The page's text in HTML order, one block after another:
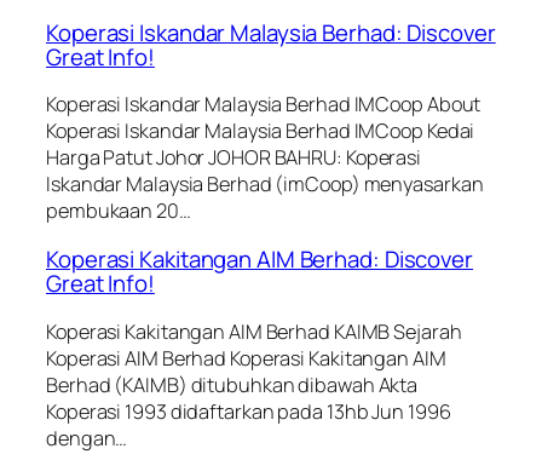
Koperasi Iskandar Malaysia Berhad: Discover
Great Info!
Koperasi Iskandar Malaysia Berhad IMCoop About
Koperasi Iskandar Malaysia Berhad IMCoop Kedai
Harga Patut Johor JOHOR BAHRU: Koperasi
Iskandar Malaysia Berhad (imCoop) menyasarkan
pembukaan 20…
Koperasi Kakitangan AIM Berhad: Discover
Great Info!
Koperasi Kakitangan AIM Berhad KAIMB Sejarah
Koperasi AIM Berhad Koperasi Kakitangan AIM
Berhad (KAIMB) ditubuhkan dibawah Akta
Koperasi 1993 didaftarkan pada 13hb Jun 1996
dengan…